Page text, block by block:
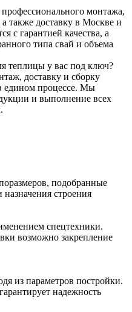
монтажа,
также доставку в Москве и
с гарантией качества, а
типа свай и объема
теплицы у вас под ключ?
доставку и сборку
едином процессе. Мы
и выполнение всех
подобранные
назначения строения
спецтехники.
возможно закрепление
из параметров постройки.
надежность